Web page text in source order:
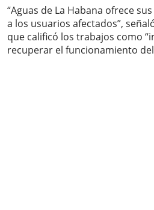
“Aguas de La Habana ofrece
a los usuarios afectados”,
que calificó los trabajos como
recuperar el funcionamiento